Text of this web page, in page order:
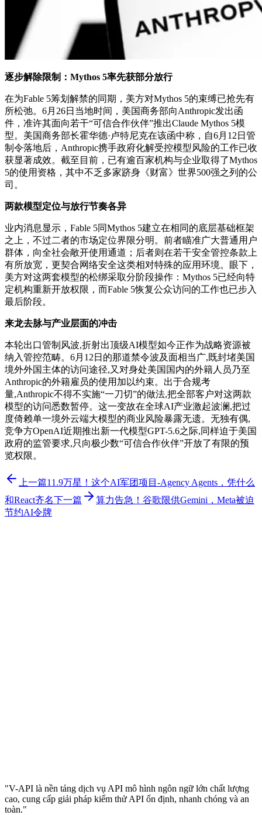
逐步解除限制：Mythos 5率先获部分放行
在为Fable 5筹划解禁的同期，美方对Mythos 5的束缚已抢先有
所松弛。6月26日当地时间，美国商务部向Anthropic发出函
件，准许其面向若干“可信合作伙伴”推出Claude Mythos 5模
型。美国商务部长霍华德·卢特尼克在该函中称，自6月12日管
制令落地后，Anthropic携手政府化解受控模型风险的工作已收
获显著成效。截至目前，已有逾百家机构与企业取得了Mythos
5的使用资格，其中不乏多家跻身《财富》世界500强之列的公
司。
两款模型定位与放行节奏各异
业内消息显示，Fable 5同Mythos 5建立在相同的底层基础框架
之上，不过二者的市场定位界限分明。前者瞄准广大普通用户
群体，向全社会敞开使用通道；后者则在若干安全管控条款上
有所放宽，更契合网络安全这类相对特殊的应用环境。眼下，
美方对这两套模型的松绑采取分阶段操作：Mythos 5已经向特
定机构重新开放权限，而Fable 5恢复公众访问的工作也已步入
最后阶段。
来龙去脉与产业层面的冲击
本轮出口管制风波,折射出顶级AI模型如今正作为战略资源被
纳入管控范畴。6月12日的那道禁令波及面相当广,既封堵美国
境外外国主体的访问途径,又对身处美国国内的外籍人员乃至
Anthropic的外籍雇员的使用加以约束。出于合规考
量,Anthropic不得不实施“一刀切”的做法,把全部客户对这两款
模型的访问悉数暂停。这一变故在全球AI产业激起波澜,把过
度倚赖单一境外云端大模型的商业风险暴露无遗。无独有偶,
竞争方OpenAI近期推出新一代模型GPT-5.6之际,同样迫于美国
政府的监管要求,只向极少数“可信合作伙伴”开放了有限的预
览权限。
上一篇11.9万星！这个AI军团项目-Agency Agents，凭什么
和React齐名下一篇
算力告急！谷歌限供Gemini，Meta被迫
节约AI令牌
"V-API là nền tảng dịch vụ API mô hình ngôn ngữ lớn chất lượng
cao, cung cấp giải pháp kiểm thử API ổn định, nhanh chóng và an
toàn."